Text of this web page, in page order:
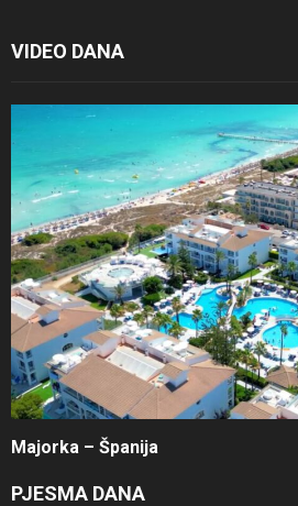
VIDEO DANA
Majorka – Španija
PJESMA DANA